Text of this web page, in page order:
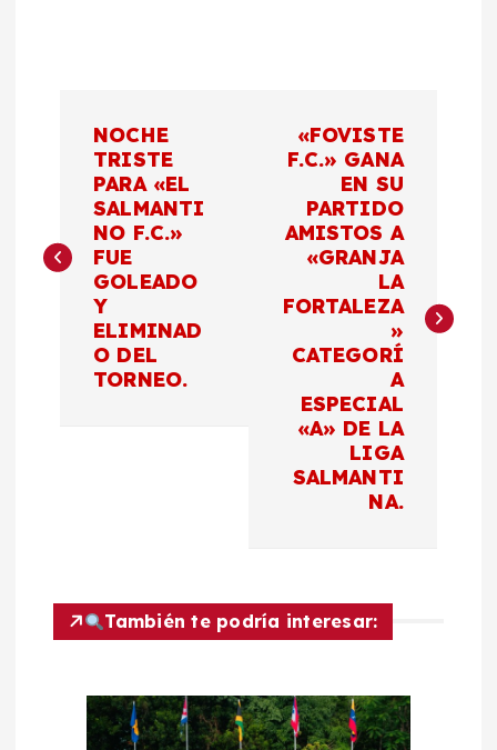
e
n
NOCHE
TRISTE
PARA «EL
SALMANTI
NO F.C.»
FUE
GOLEADO
Y
ELIMINAD
O DEL
TORNEO.
«FOVISTE
F.C.» GANA
EN SU
PARTIDO
AMISTOS A
«GRANJA
LA
FORTALEZA
»
CATEGORÍ
A
ESPECIAL
«A» DE LA
LIGA
SALMANTI
NA.
También te podría interesar: